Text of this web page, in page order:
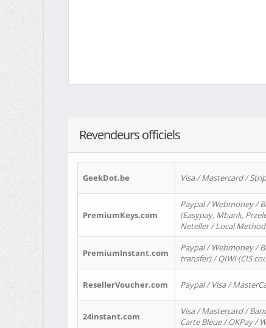
Revendeurs officiels
GeekDot.be Visa / Mastercard /
PremiumKeys.com
Paypal / Webmoney /
(Easypay, Mbank,
Neteller / Local
PremiumInstant.com
Paypal / Webmoney /
transfer) / QIWI (CIS
ResellerVoucher.com Paypal / Visa /
24instant.com
Visa / Mastercard /
Carte Bleue / OKPay /